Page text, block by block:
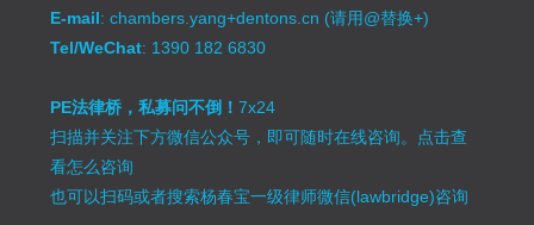
E-mail: chambers.yang+dentons.cn (请用@替换+)
Tel/WeChat: 1390 182 6830
PE法律桥，私募问不倒！7x24
扫描并关注下方微信公众号，即可随时在线咨询。 点击查
看怎么咨询
也可以扫码或者搜索杨春宝一级律师微信(lawbridge)咨询